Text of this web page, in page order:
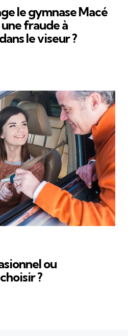
le gymnase Macé
fraude à
le viseur ?
ou
?